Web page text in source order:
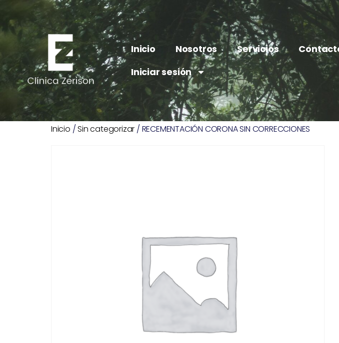
Inicio Nosotros Servicios
Iniciar sesión
Inicio /Sin categorizar / RECEMENTACIÓN CORONA SIN CORRECCIONES